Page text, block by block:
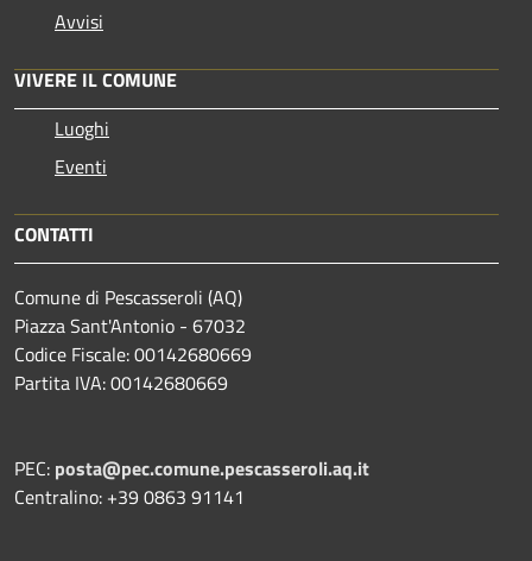
Avvisi
VIVERE IL COMUNE
Luoghi
Eventi
CONTATTI
Comune di Pescasseroli (AQ)
Piazza Sant'Antonio - 67032
Codice Fiscale: 00142680669
Partita IVA: 00142680669
PEC: posta@pec.comune.pescasseroli.aq.it
Centralino: +39 0863 91141